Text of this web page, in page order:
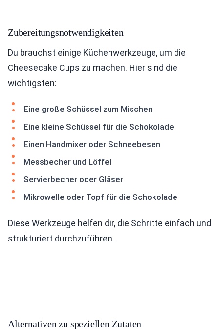
Zubereitungsnotwendigkeiten
Du brauchst einige Küchenwerkzeuge, um die
Cheesecake Cups zu machen. Hier sind die
wichtigsten:
Eine große Schüssel zum Mischen
Eine kleine Schüssel für die Schokolade
Einen Handmixer oder Schneebesen
Messbecher und Löffel
Servierbecher oder Gläser
Mikrowelle oder Topf für die Schokolade
Diese Werkzeuge helfen dir, die Schritte einfach und
strukturiert durchzuführen.
Alternativen zu speziellen Zutaten